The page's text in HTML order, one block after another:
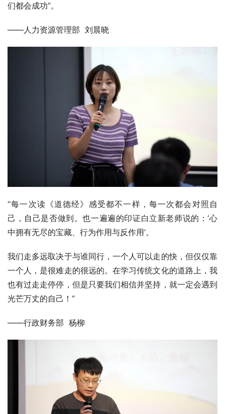
们都会成功”。
——人力资源管理部  刘晨晓
“每一次读《道德经》感受都不一样，每一次都会对照自
己，自己是否做到。也一遍遍的印证白立新老师说的：‘心
中拥有无尽的宝藏、行为作用与反作用’。
我们走多远取决于与谁同行，一个人可以走的快，但仅仅靠
一个人，是很难走的很远的。在学习传统文化的道路上，我
也有过走走停停，但是只要我们相信并坚持，就一定会遇到
光芒万丈的自己！”
——行政财务部  杨柳